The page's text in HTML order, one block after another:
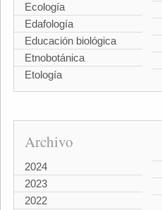
Ecología
Edafología
Educación biológica
Etnobotánica
Etología
Archivo
2024
2023
2022